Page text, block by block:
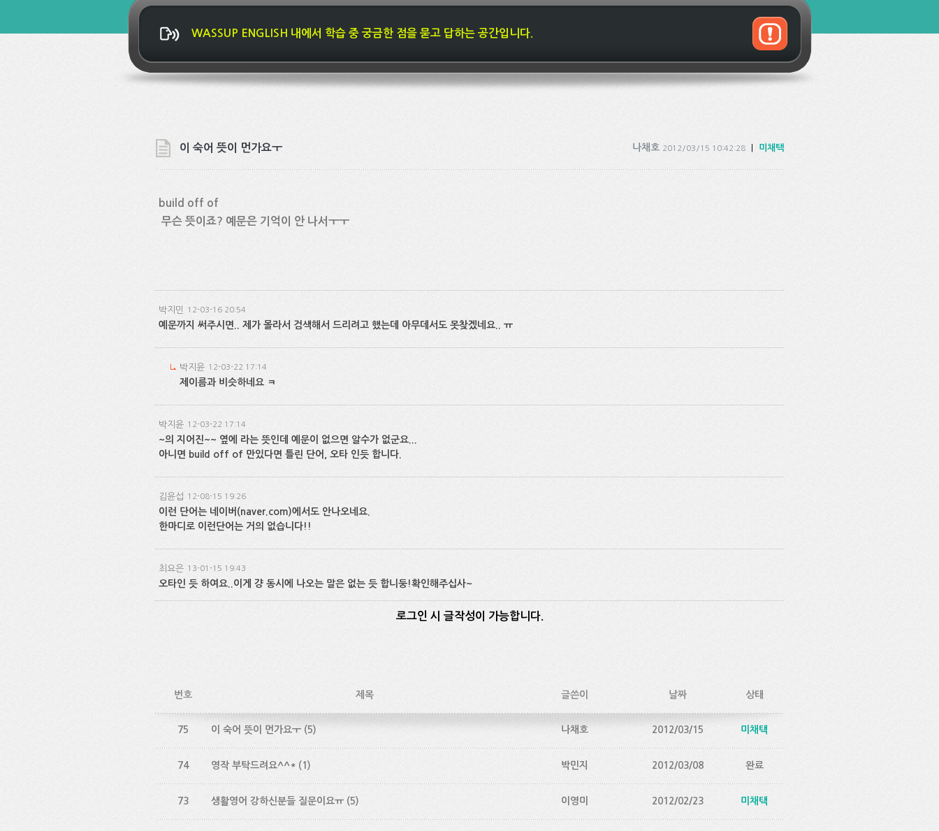
WASSUP ENGLISH 내에서 학습 중 궁금한 점을 묻고 답하는 공간입니다.
이 숙어 뜻이 먼가요ㅜ 나채호 2012/03/15 10:42:28 미채택
build off of
무슨 뜻이죠? 예문은 기억이 안 나서ㅜㅜ
박지민 12-03-16 20:54
예문까지 써주시면.. 제가 몰라서 검색해서 드리려고 했는데 아무데서도 못찾겠네요.. ㅠ
박지윤 12-03-22 17:14
제이름과 비슷하네요 ㅋ
박지윤 12-03-22 17:14
~의 지어진~~ 옆에 라는 뜻인데 예문이 없으면 알수가 없군요...
아니면 build off of 만있다면 틀린 단어, 오타 인듯 합니다.
김윤섭 12-08-15 19:26
이런 단어는 네이버(naver.com)에서도 안나오네요.
한마디로 이런단어는 거의 없습니다!!
최요은 13-01-15 19:43
오타인 듯 하여요..이게 걍 동시에 나오는 말은 없는 듯 합니둥!확인해주십사~
로그인 시 글작성이 가능합니다.
번호 제목 글쓴이 날짜 상태
75 이 숙어 뜻이 먼가요ㅜ (5) 나채호 2012/03/15 미채택
74 영작 부탁드려요^^* (1) 박민지 2012/03/08 완료
73 생활영어 강하신분들 질문이요ㅠ (5) 이영미 2012/02/23 미채택